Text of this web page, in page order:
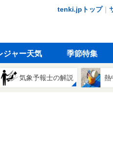
tenki.jpトップ｜
ジャー天気 季節特集
気象予報士の解説 熱